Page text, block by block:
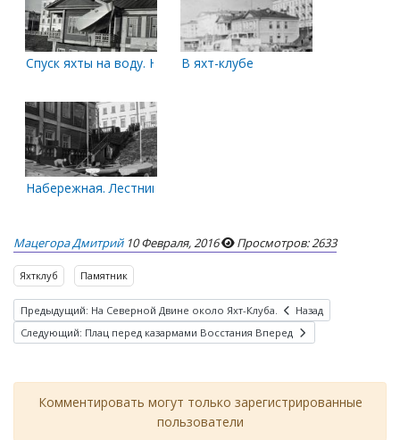
Спуск яхты на воду. Начало июня 1964 года.
В яхт-клубе
Набережная. Лестница к яхт-клубу. 1965 год
Мацегора Дмитрий 10 Февраля, 2016 Просмотров: 2633
Яхтклуб Памятник
Предыдущий: На Северной Двине около Яхт-Клуба.
Назад
Следующий: Плац перед казармами Восстания Вперед
Комментировать могут только зарегистрированные
пользователи